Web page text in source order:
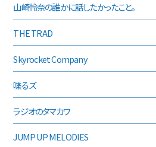
山崎怜奈の誰かに話したかったこと。
THE TRAD
Skyrocket Company
喋るズ
ラジオのタマカワ
JUMP UP MELODIES